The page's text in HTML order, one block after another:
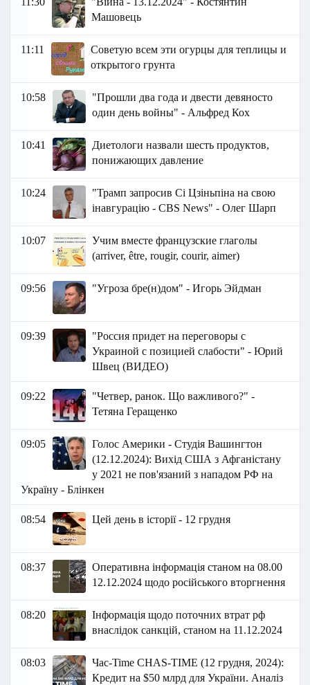
Машовець
11:11
Советую всем эти огурцы для теплицы и
открытого грунта
10:58
"Прошли два года и двести девяносто
один день войны" - Альфред Кох
10:41
Диетологи назвали шесть продуктов,
понижающих давление
10:24
"Трамп запросив Сі Цзіньпіна на свою
інавгурацію - CBS News" - Олег Шарп
10:07
Учим вместе французские глаголы
(arriver, être, rougir, courir, aimer)
09:56 "Угроза бре(н)дом" - Игорь Эйдман
09:39
"Россия придет на переговоры с
Украиной с позицией слабости" - Юрий
Швец (ВИДЕО)
09:22
"Четвер, ранок. Що важливого?" -
Тетяна Геращенко
09:05
Голос Америки - Студія Вашингтон
(12.12.2024): Вихід США з Афганістану
у 2021 не пов'язаний з нападом РФ на
Україну - Блінкен
08:54 Цей день в історії - 12 грудня
08:37
Оперативна інформація станом на 08.00
12.12.2024 щодо російського вторгнення
08:20
Інформація щодо поточних втрат рф
внаслідок санкцій, станом на 11.12.2024
08:03
Час-Time CHAS-TIME (12 грудня, 2024):
Кредит на $50 млрд для України. Аналіз